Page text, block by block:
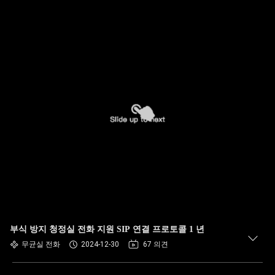
부식 방지 청정실 전화 지원 SIP 연결 프로토콜 1 년
무균실 전화 2024-12-30 67 의견